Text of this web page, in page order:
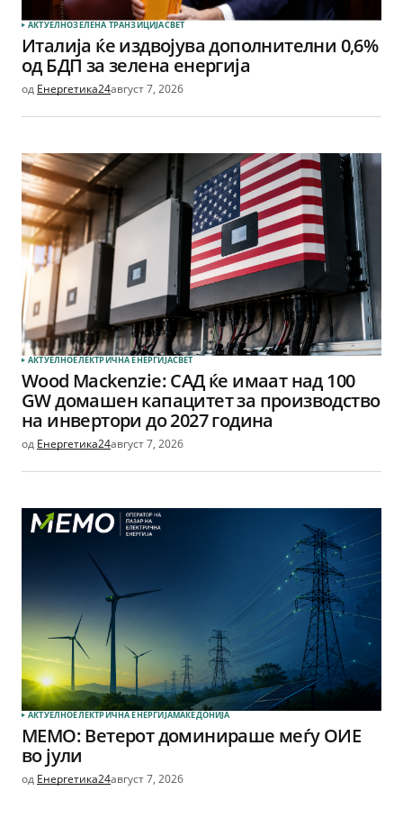
АКТУЕЛНОЗЕЛЕНА ТРАНЗИЦИЈАСВЕТ
Италија ќе издвојува дополнителни 0,6%
од БДП за зелена енергија
од Енергетика24август 7, 2026
АКТУЕЛНОЕЛЕКТРИЧНА ЕНЕРГИЈАСВЕТ
Wood Mackenzie: САД ќе имаат над 100
GW домашен капацитет за производство
на инвертори до 2027 година
од Енергетика24август 7, 2026
АКТУЕЛНОЕЛЕКТРИЧНА ЕНЕРГИЈАМАКЕДОНИЈА
МЕМО: Ветерот доминираше меѓу ОИЕ
во јули
од Енергетика24август 7, 2026